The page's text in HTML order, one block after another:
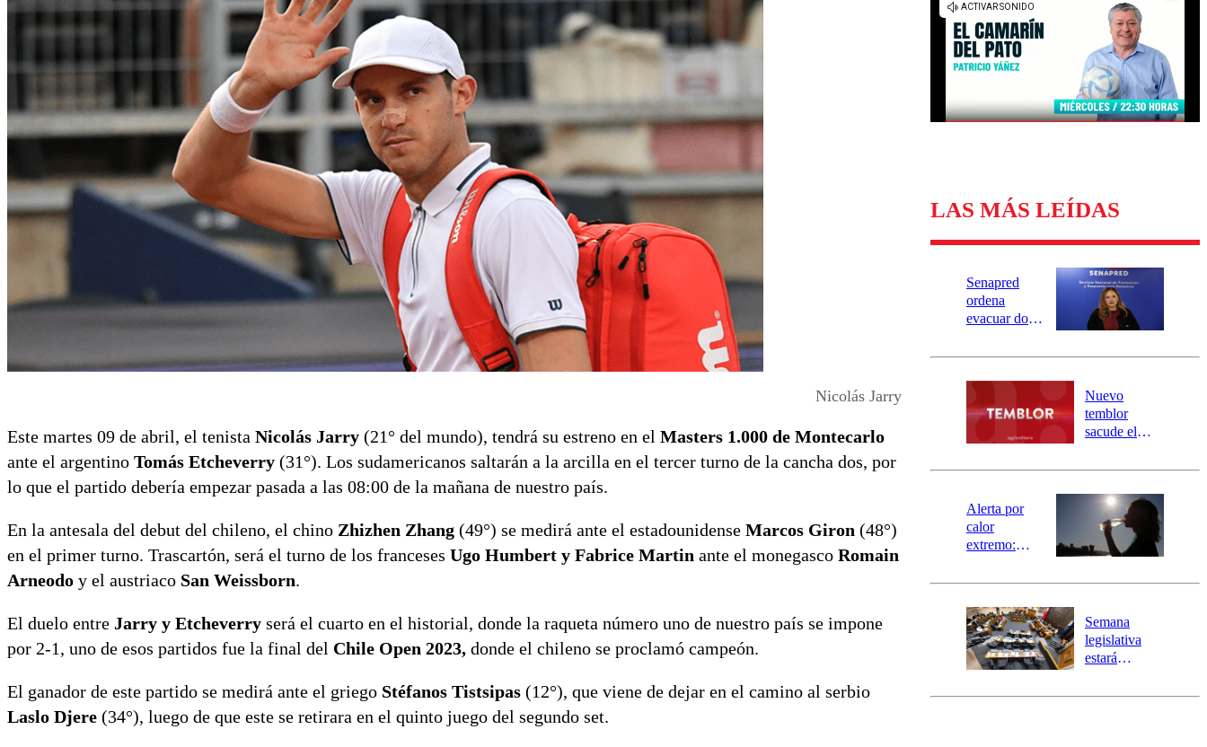
Universidad de Chile
Sustentabilidad
Nicolás Jarry
Este martes 09 de abril, el tenista Nicolás Jarry (21° del mundo), tendrá su estreno en el Masters 1.000 de Montecarlo
ante el argentino Tomás Etcheverry (31°). Los sudamericanos saltarán a la arcilla en el tercer turno de la cancha dos, por
lo que el partido debería empezar pasada a las 08:00 de la mañana de nuestro país.
En la antesala del debut del chileno, el chino Zhizhen Zhang (49°) se medirá ante el estadounidense Marcos Giron (48°)
en el primer turno. Trascartón, será el turno de los franceses Ugo Humbert y Fabrice Martin ante el monegasco Romain
Arneodo y el austriaco San Weissborn.
El duelo entre Jarry y Etcheverry será el cuarto en el historial, donde la raqueta número uno de nuestro país se impone
por 2-1, uno de esos partidos fue la final del Chile Open 2023, donde el chileno se proclamó campeón.
El ganador de este partido se medirá ante el griego Stéfanos Tistsipas (12°), que viene de dejar en el camino al serbio
Laslo Djere (34°), luego de que este se retirara en el quinto juego del segundo set.
LAS MÁS LEÍDAS
Senapred
ordena
evacuar dos
Carahue por
río Damas:
activa
mensajería
SAE
Nuevo
temblor
sacude el
revisa la
epicentro
Alerta por
calor
extremo:
activa Alerta
Preventiva en
tres comunas
Semana
legislativa
estará
el fin de la